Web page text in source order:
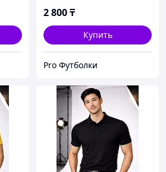
2 800₸
Купить
Pro Футболки